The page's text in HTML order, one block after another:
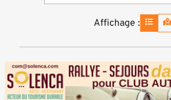
Affichage :